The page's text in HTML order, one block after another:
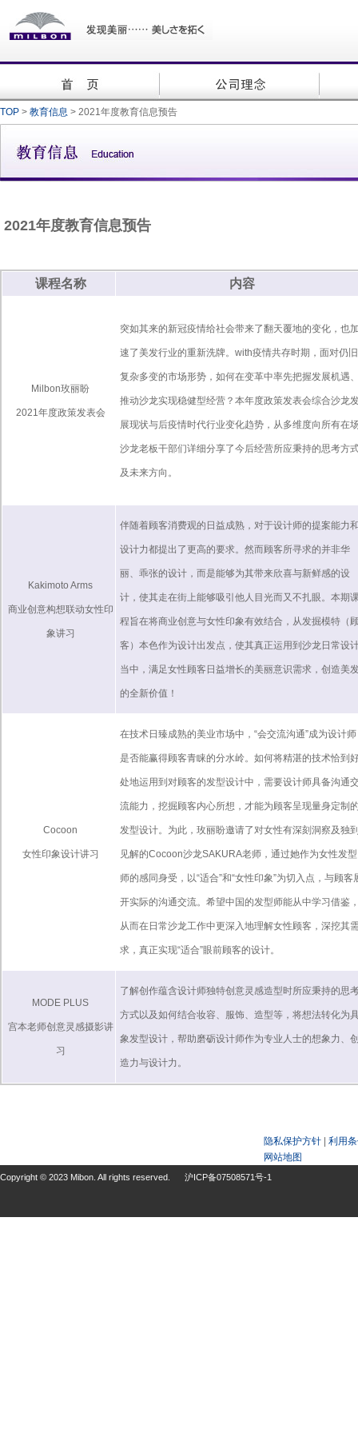
TOP > 教育信息 > 2021年度教育信息预告
2021年度教育信息预告
课程名称 内容
Milbon玫丽盼
2021年度政策发表会
突如其来的新冠疫情给社会带来了翻天覆地的变化，也
速了美发行业的重新洗牌。with疫情共存时期，面对仍旧
复杂多变的市场形势，如何在变革中率先把握发展机遇
推动沙龙实现稳健型经营？本年度政策发表会综合沙龙
展现状与后疫情时代行业变化趋势，从多维度向所有在
沙龙老板干部们详细分享了今后经营所应秉持的思考方
及未来方向。
Kakimoto Arms
商业创意构想联动女性印
象讲习
伴随着顾客消费观的日益成熟，对于设计师的提案能力
设计力都提出了更高的要求。然而顾客所寻求的并非华
丽、乖张的设计，而是能够为其带来欣喜与新鲜感的设
计，使其走在街上能够吸引他人目光而又不扎眼。本期
程旨在将商业创意与女性印象有效结合，从发掘模特（
客）本色作为设计出发点，使其真正运用到沙龙日常设
当中，满足女性顾客日益增长的美丽意识需求，创造美
的全新价值！
Cocoon
女性印象设计讲习
在技术日臻成熟的美业市场中，“会交流沟通”成为设计师
是否能赢得顾客青睐的分水岭。如何将精湛的技术恰到
处地运用到对顾客的发型设计中，需要设计师具备沟通
流能力，挖掘顾客内心所想，才能为顾客呈现量身定制
发型设计。为此，玫丽盼邀请了对女性有深刻洞察及独
见解的Cocoon沙龙SAKURA老师，通过她作为女性发型
师的感同身受，以“适合”和“女性印象”为切入点，与顾客
开实际的沟通交流。希望中国的发型师能从中学习借鉴
从而在日常沙龙工作中更深入地理解女性顾客，深挖其
求，真正实现“适合”眼前顾客的设计。
MODE PLUS
宫本老师创意灵感摄影讲
习
了解创作蕴含设计师独特创意灵感造型时所应秉持的思
方式以及如何结合妆容、服饰、造型等，将想法转化为
象发型设计，帮助磨砺设计师作为专业人士的想象力、
造力与设计力。
隐私保护方针
利用
网站地图
Copyright © 2023 Mibon. All rights reserved. 沪ICP备07508571号-1